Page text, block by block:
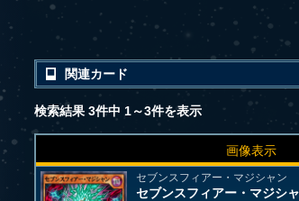
関連カード
検索結果 3件中 1～3件を表示
画像表示
セブンスフィアー・マジシャン
セブンスフィアー・マジシ